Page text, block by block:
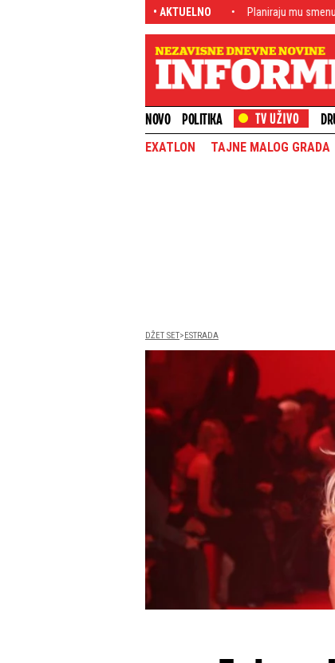
• AKTUELNO
oči uprte ka Deliblatskoj peščari Planiraju mu smenu, a on odlazi
NOVO POLITIKA
EXATLON TAJNE MALOG GRADA
DŽET SET ESTRADA